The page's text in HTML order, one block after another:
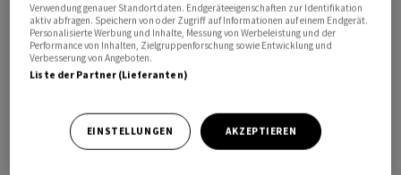
Verwendung genauer Standortdaten. Endgeräteeigenschaften zur Identifikation
aktiv abfragen. Speichern von oder Zugriff auf Informationen auf einem Endgerät.
Personalisierte Werbung und Inhalte, Messung von Werbeleistung und der
Performance von Inhalten, Zielgruppenforschung sowie Entwicklung und
Verbesserung von Angeboten.
Liste der Partner (Lieferanten)
EINSTELLUNGEN AKZEPTIEREN